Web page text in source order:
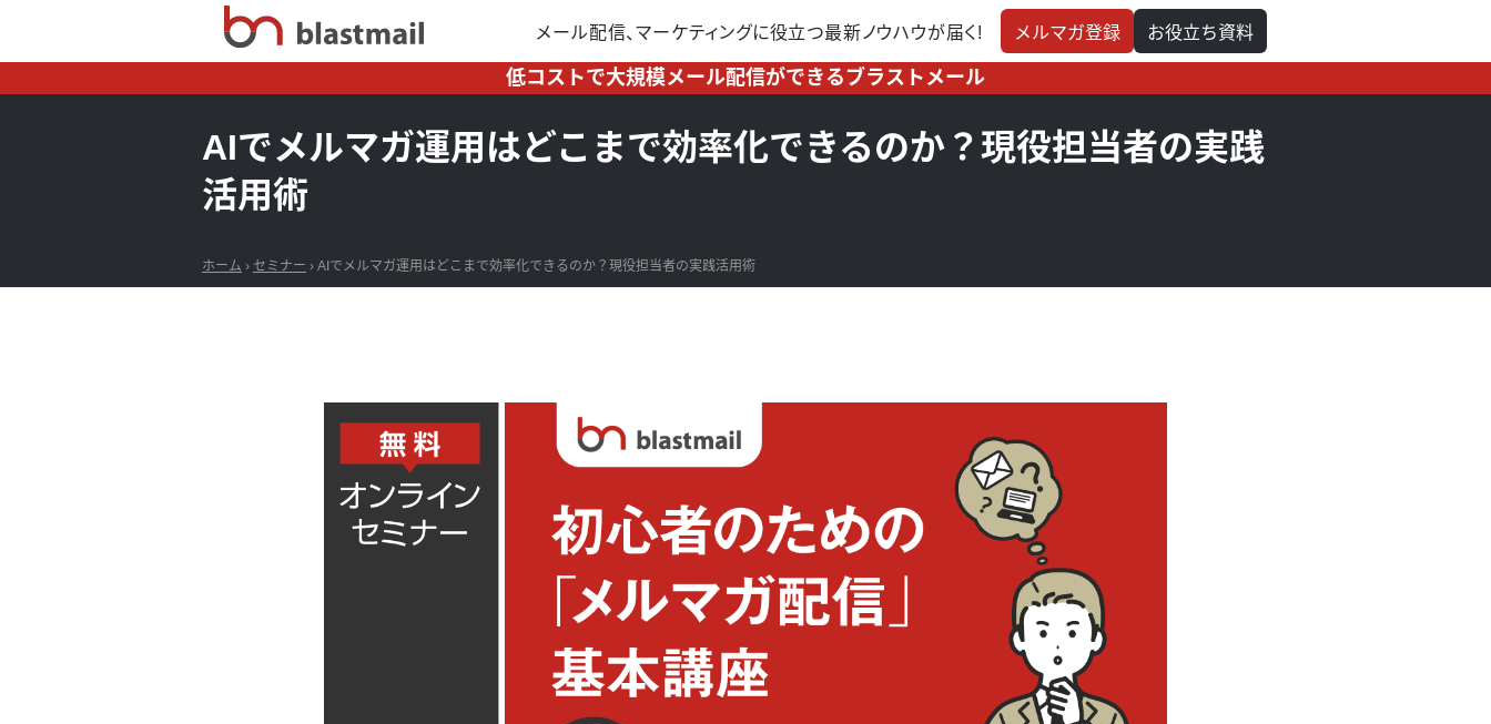
メール配信、マーケティングに役立つ最新ノウハウが届く! メルマガ登録 お役立ち資料
低コストで大規模メール配信ができるブラストメール
AIでメルマガ運用はどこまで効率化できるのか？現役担当者の実践
活用術
ホーム › セミナー › AIでメルマガ運用はどこまで効率化できるのか？現役担当者の実践活用術